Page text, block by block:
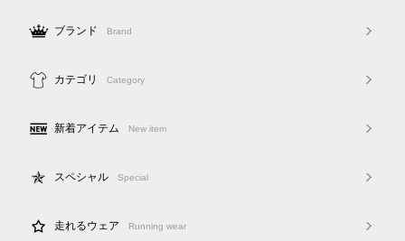
ブランド Brand
カテゴリ Category
新着アイテム New item
スペシャル Special
走れるウェア Running wear